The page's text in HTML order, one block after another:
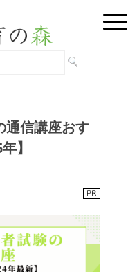
通信講座おす
】